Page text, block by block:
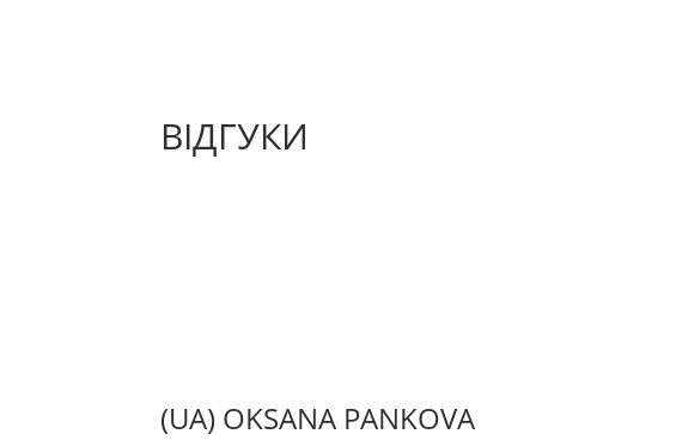
ВІДГУКИ
(UA) OKSANA PANKOVA